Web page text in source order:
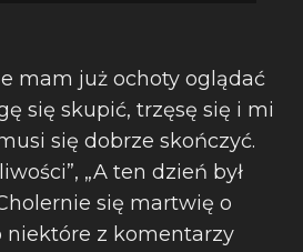
mam już ochoty oglądać
się skupić, trzęsę się i mi
się dobrze skończyć.
„A ten dzień był
się martwię o
niektóre z komentarzy